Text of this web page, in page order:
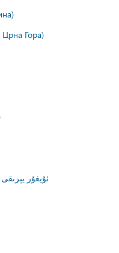
Црна Гора)
ئۇيغۇر